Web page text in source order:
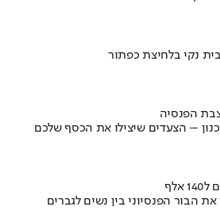
נקי בלחיצת כפתור
הפנסיה
– הצעדים שיצילו את הכסף שלכם
הבור הפנסיוני בין נשים לגברים